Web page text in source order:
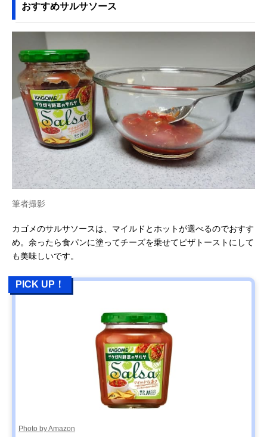
おすすめサルサソース
筆者撮影
カゴメのサルサソースは、マイルドとホットが選べるのでおすす
め。余ったら食パンに塗ってチーズを乗せてピザトーストにして
も美味しいです。
PICK UP！
Photo by Amazon